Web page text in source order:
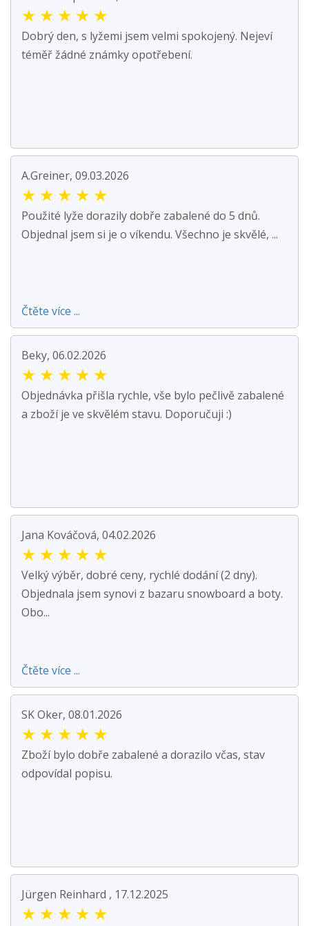
★ ★ ★ ★ ★
Dobrý den, s lyžemi jsem velmi spokojený. Nejeví
téměř žádné známky opotřebení.
A.Greiner, 09.03.2026
★ ★ ★ ★ ★
Použité lyže dorazily dobře zabalené do 5 dnů.
Objednal jsem si je o víkendu. Všechno je skvělé, ...
Čtěte více ...
Beky, 06.02.2026
★ ★ ★ ★ ★
Objednávka přišla rychle, vše bylo pečlivě zabalené
a zboží je ve skvělém stavu. Doporučuji :)
Jana Kováčová, 04.02.2026
★ ★ ★ ★ ★
Velký výběr, dobré ceny, rychlé dodání (2 dny).
Objednala jsem synovi z bazaru snowboard a boty.
Obo...
Čtěte více ...
SK Oker, 08.01.2026
★ ★ ★ ★ ★
Zboží bylo dobře zabalené a dorazilo včas, stav
odpovídal popisu.
Jürgen Reinhard , 17.12.2025
★ ★ ★ ★ ★